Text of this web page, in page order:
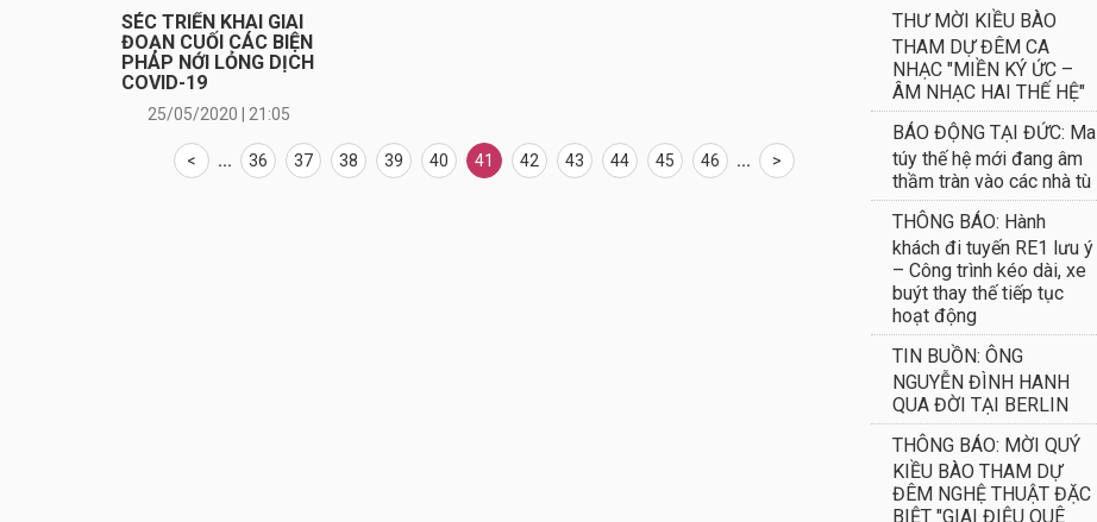
SÉC TRIỂN KHAI GIAI
ĐOẠN CUỐI CÁC BIỆN
PHÁP NỚI LỎNG DỊCH
COVID-19
25/05/2020 | 21:05
< ... 36 37 38 39 40 41 42 43 44 45 46 ... >
THƯ MỜI KIỀU BÀO
THAM DỰ ĐÊM CA
NHẠC "MIỀN KÝ ỨC –
ÂM NHẠC HAI THẾ HỆ"
BÁO ĐỘNG TẠI ĐỨC: Ma
túy thế hệ mới đang âm
thầm tràn vào các nhà tù
THÔNG BÁO: Hành
khách đi tuyến RE1 lưu ý
– Công trình kéo dài, xe
buýt thay thế tiếp tục
hoạt động
TIN BUỒN: ÔNG
NGUYỄN ĐÌNH HANH
QUA ĐỜI TẠI BERLIN
THÔNG BÁO: MỜI QUÝ
KIỀU BÀO THAM DỰ
ĐÊM NGHỆ THUẬT ĐẶC
BIỆT "GIAI ĐIỆU QUÊ